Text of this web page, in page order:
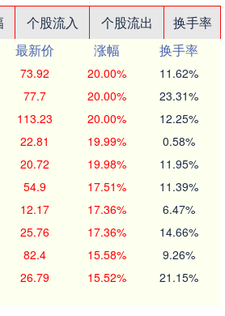
个股流入 个股流出
换手率
最新价 涨幅
换手率
73.92 20.00% 11.62%
77.7 20.00% 23.31%
113.23 20.00% 12.25%
22.81 19.99% 0.58%
20.72 19.98% 11.95%
54.9 17.51% 11.39%
12.17 17.36% 6.47%
25.76 17.36% 14.66%
82.4 15.58% 9.26%
26.79 15.52% 21.15%